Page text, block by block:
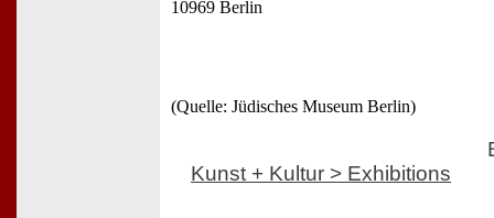
10969 Berlin
(Quelle: Jüdisches Museum Berlin)
Kunst + Kultur > Exhibitions